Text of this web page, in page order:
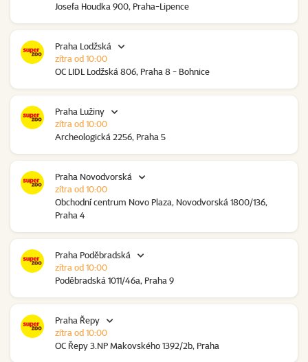
Josefa Houdka 900, Praha-Lipence
Praha Lodžská
OC LIDL Lodžská 806, Praha 8 - Bohnice
zítra od 10:00
Praha Lužiny
Archeologická 2256, Praha 5
zítra od 10:00
Praha Novodvorská
Obchodní centrum Novo Plaza, Novodvorská 1800/136,
Praha 4
zítra od 10:00
Praha Poděbradská
Poděbradská 1011/46a, Praha 9
zítra od 10:00
Praha Řepy
OC Řepy 3.NP Makovského 1392/2b, Praha
zítra od 10:00